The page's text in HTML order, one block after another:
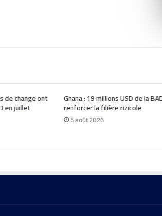
de change ont
en juillet
Ghana : 19 millions USD de la
renforcer la filière rizicole
5 août 2026